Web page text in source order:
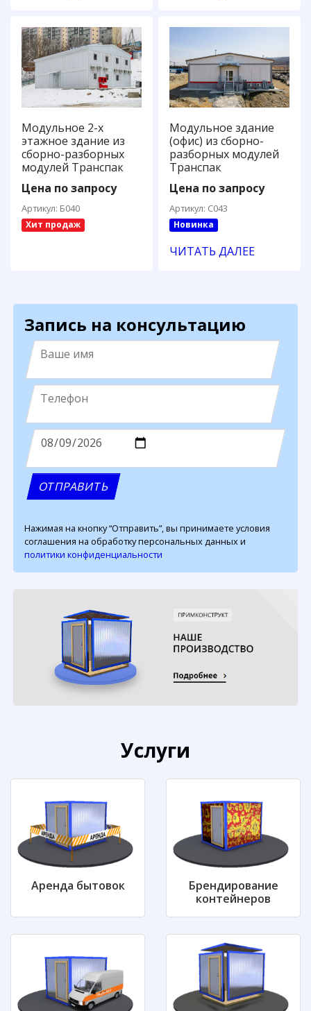
Модульное 2-х
этажное здание из
сборно-разборных
модулей Транспак
Цена по запросу
Артикул: Б040
Хит продаж
Модульное здание
(офис) из сборно-
разборных модулей
Транспак
Цена по запросу
Артикул: С043
Новинка
ЧИТАТЬ ДАЛЕЕ
Запись на консультацию
Нажимая на кнопку “Отправить”, вы принимаете условия
соглашения на обработку персональных данных и
политики конфиденциальности
Услуги
Аренда бытовок
Брендирование
контейнеров